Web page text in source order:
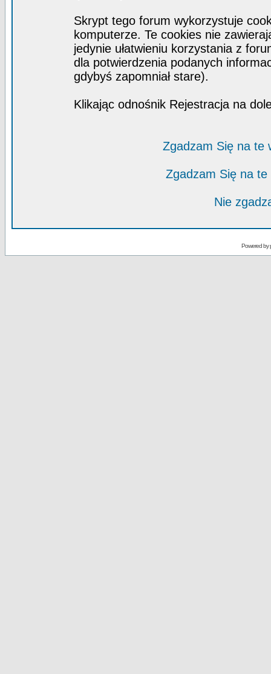
Skrypt tego forum wykorzystuje
komputerze. Te cookies nie
jedynie ułatwieniu korzystania z
dla potwierdzenia podanych
gdybyś zapomniał stare).
Klikając odnośnik Rejestracja na
Zgadzam Się na te
Zgadzam Się na
Nie
Powered by